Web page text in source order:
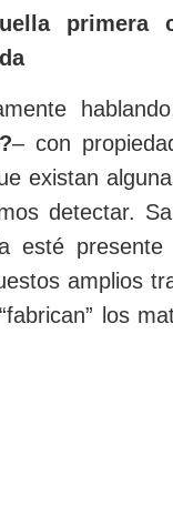
primera
– con
existan
detectar.
esté
amplios
los